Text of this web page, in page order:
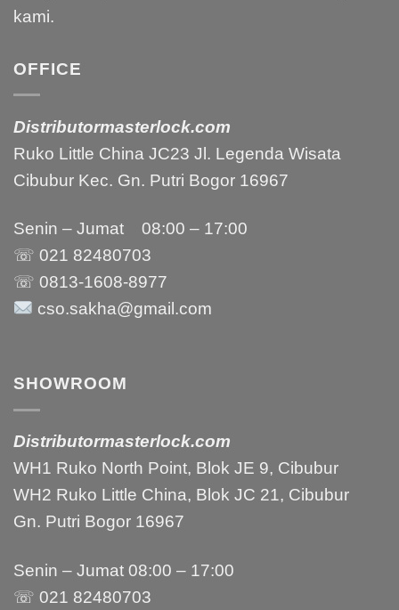
kami.
OFFICE
Distributormasterlock.com
Ruko Little China JC23 Jl. Legenda Wisata
Cibubur Kec. Gn. Putri Bogor 16967
Senin – Jumat 08:00 – 17:00
☏ 021 82480703
☏ 0813-1608-8977
cso.sakha@gmail.com
SHOWROOM
Distributormasterlock.com
WH1 Ruko North Point, Blok JE 9, Cibubur
WH2 Ruko Little China, Blok JC 21, Cibubur
Gn. Putri Bogor 16967
Senin – Jumat 08:00 – 17:00
☏ 021 82480703